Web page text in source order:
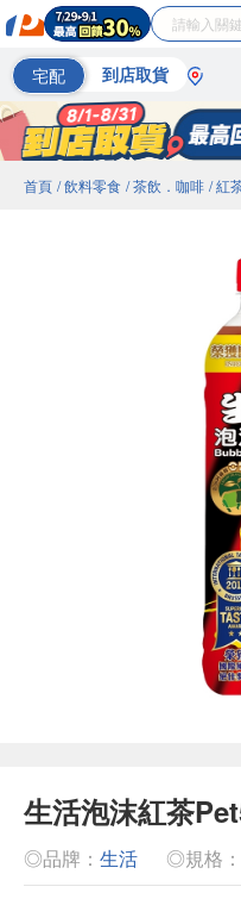
宅配 到店取貨
首頁 / 飲料零食 / 茶飲．咖啡 / 紅
生活泡沫紅茶
◎品牌： 生活 ◎規格